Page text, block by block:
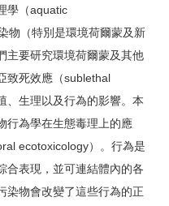
學（aquatic
物（特別是環境荷爾蒙及新
主要研究環境荷爾蒙及其他
致死效應（sublethal
、生理以及行為的影響。本
行為學在生態毒理上的應
ecotoxicology）。行為是
合表現，並可連結體內的各
染物會改變了這些行為的正